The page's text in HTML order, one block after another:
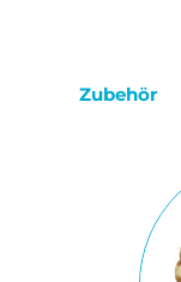
Zubehör